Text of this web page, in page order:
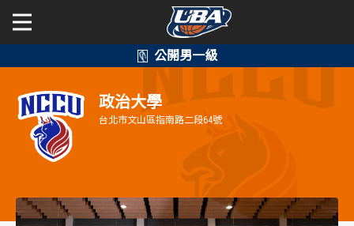
公開男一級
學年度
賽事資訊
戰績排行
公開女一級
學年度
賽事資訊
戰績排行
二級與一般組
政治大學
台北市文山區指南路二段64號